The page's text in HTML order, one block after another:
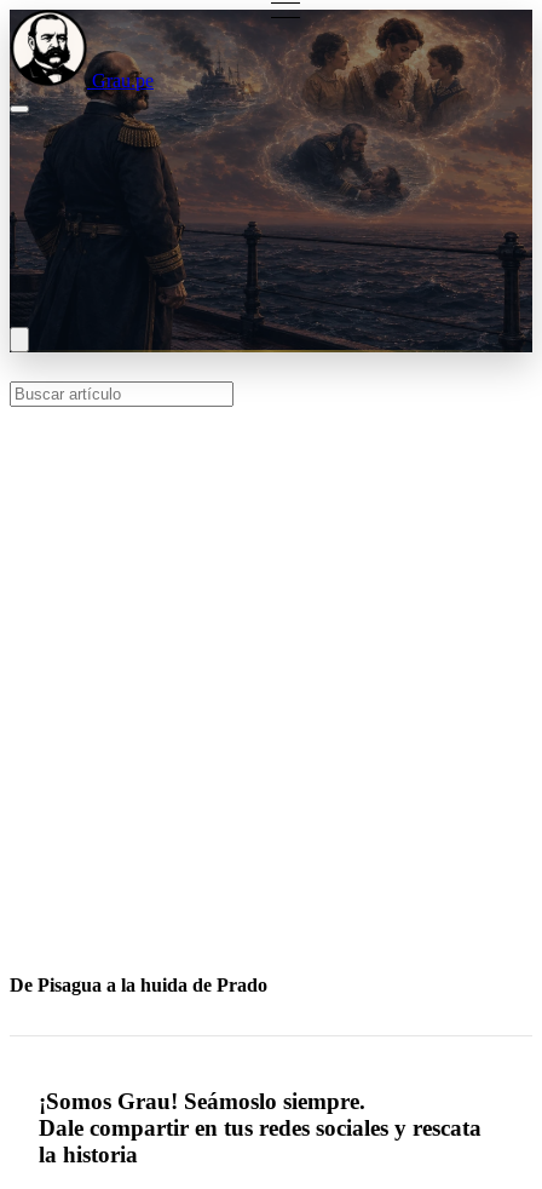
Grau.pe
De Pisagua a la huida de Prado
¡Somos Grau! Seámoslo siempre.
Dale compartir en tus redes sociales y rescata
la historia